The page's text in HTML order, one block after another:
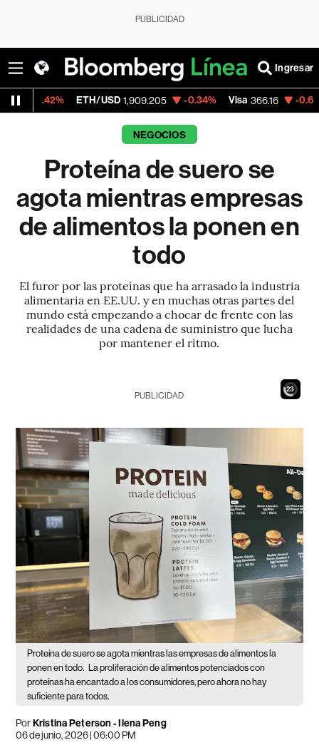
PUBLICIDAD
Ingresar
ETH/USD 1,909.205 -0.34% Visa 366.16 -0.65%
NEGOCIOS
Proteína de suero se
agota mientras empresas
de alimentos la ponen en
todo
El furor por las proteínas que ha arrasado la industria
alimentaria en EE.UU. y en muchas otras partes del
mundo está empezando a chocar de frente con las
realidades de una cadena de suministro que lucha
por mantener el ritmo.
21
PUBLICIDAD
Proteína de suero se agota mientras las empresas de alimentos la
ponen en todo. La proliferación de alimentos potenciados con
proteínas ha encantado a los consumidores, pero ahora no hay
suficiente para todos.
PorKristina Peterson - Ilena Peng
06 de junio, 2026 | 06:00 PM